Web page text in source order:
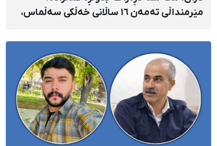
مێرمنداڵی تەمەن ١٦ ساڵانی خەڵکی سەڵماس،
جەنگی